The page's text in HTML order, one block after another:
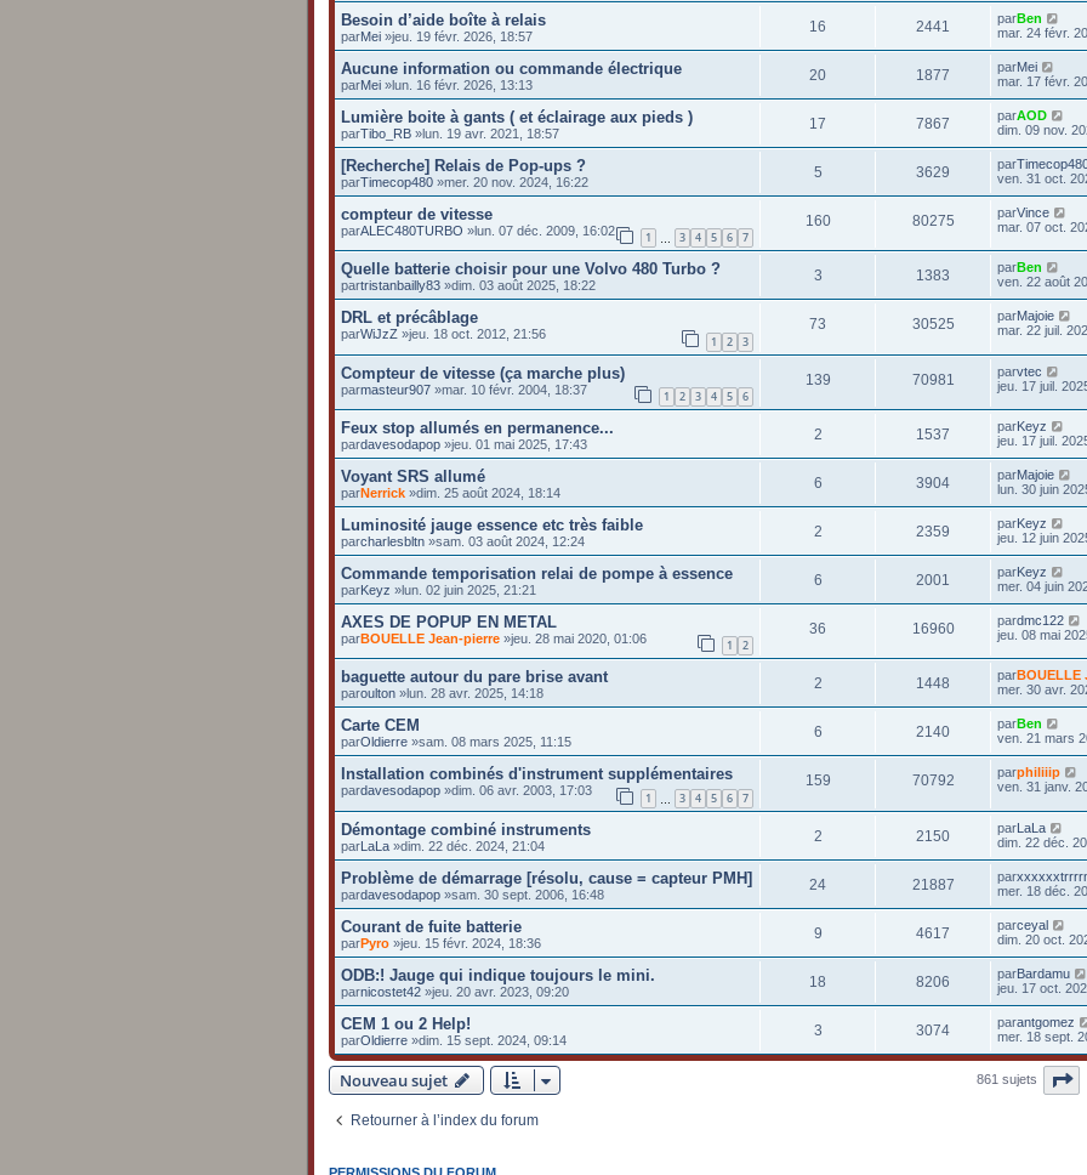
Besoin d’aide boîte à relais
parMei »jeu. 19 févr. 2026, 18:57
16 2441 parBen
mar. 24 févr.
Aucune information ou commande électrique
parMei »lun. 16 févr. 2026, 13:13
20 1877 parMei
mar. 17 févr.
Lumière boite à gants ( et éclairage aux pieds )
parTibo_RB »lun. 19 avr. 2021, 18:57
17 7867 parAOD
dim. 09 nov.
[Recherche] Relais de Pop-ups ?
parTimecop480 »mer. 20 nov. 2024, 16:22
5 3629 par
ven. 31 oct.
compteur de vitesse
parALEC480TURBO »lun. 07 déc. 2009, 16:02 1 … 3 4 5 6 7
160 80275 parVince
mar. 07 oct.
Quelle batterie choisir pour une Volvo 480 Turbo ?
partristanbailly83 »dim. 03 août 2025, 18:22
3 1383 parBen
ven. 22 août
DRL et précâblage
parWiJzZ »jeu. 18 oct. 2012, 21:56 1 2 3
73 30525 parMajoie
mar. 22 juil.
Compteur de vitesse (ça marche plus)
parmasteur907 »mar. 10 févr. 2004, 18:37 1 2 3 4 5 6
139 70981 parvtec
jeu. 17 juil.
Feux stop allumés en permanence...
pardavesodapop »jeu. 01 mai 2025, 17:43
2 1537 parKeyz
jeu. 17 juil.
Voyant SRS allumé
parNerrick »dim. 25 août 2024, 18:14
6 3904 parMajoie
lun. 30 juin
Luminosité jauge essence etc très faible
parcharlesbltn »sam. 03 août 2024, 12:24
2 2359 parKeyz
jeu. 12 juin
Commande temporisation relai de pompe à essence
parKeyz »lun. 02 juin 2025, 21:21
6 2001 parKeyz
mer. 04 juin
AXES DE POPUP EN METAL
parBOUELLE Jean-pierre »jeu. 28 mai 2020, 01:06 1 2
36 16960 pardmc122
jeu. 08 mai
baguette autour du pare brise avant
paroulton »lun. 28 avr. 2025, 14:18
2 1448 parBOUELLE
mer. 30 avr.
Carte CEM
parOldierre »sam. 08 mars 2025, 11:15
6 2140 parBen
ven. 21 mars
Installation combinés d'instrument supplémentaires
pardavesodapop »dim. 06 avr. 2003, 17:03 1 3 4 5 6 7
159 70792 parphiliiip
ven. 31 janv.
Démontage combiné instruments
parLaLa »dim. 22 déc. 2024, 21:04
2 2150 parLaLa
dim. 22 déc.
Problème de démarrage [résolu, cause = capteur PMH]
pardavesodapop »sam. 30 sept. 2006, 16:48
24 21887 par
mer. 18 déc.
Courant de fuite batterie
parPyro »jeu. 15 févr. 2024, 18:36
9 4617 parceyal
dim. 20 oct.
ODB:! Jauge qui indique toujours le mini.
parnicostet42 »jeu. 20 avr. 2023, 09:20
18 8206 parBardamu
jeu. 17 oct.
CEM 1 ou 2 Help!
parOldierre »dim. 15 sept. 2024, 09:14
3 3074 parantgomez
mer. 18 sept.
Nouveau sujet 861 sujets
Retourner à l’index du forum